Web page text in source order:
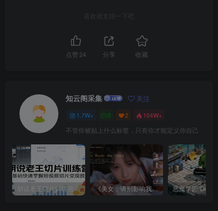
喜欢就支持一下吧
点赞24 分享 收藏
知云阁采集 关注
1.7W+ 0 2 104W+
不管你被贴上什么标签，只有你才能定义你自己
胡说老王切片训练营，零基础快速掌握短视频切片变现技巧 《美女，请别影响我成仙全球版》中文版